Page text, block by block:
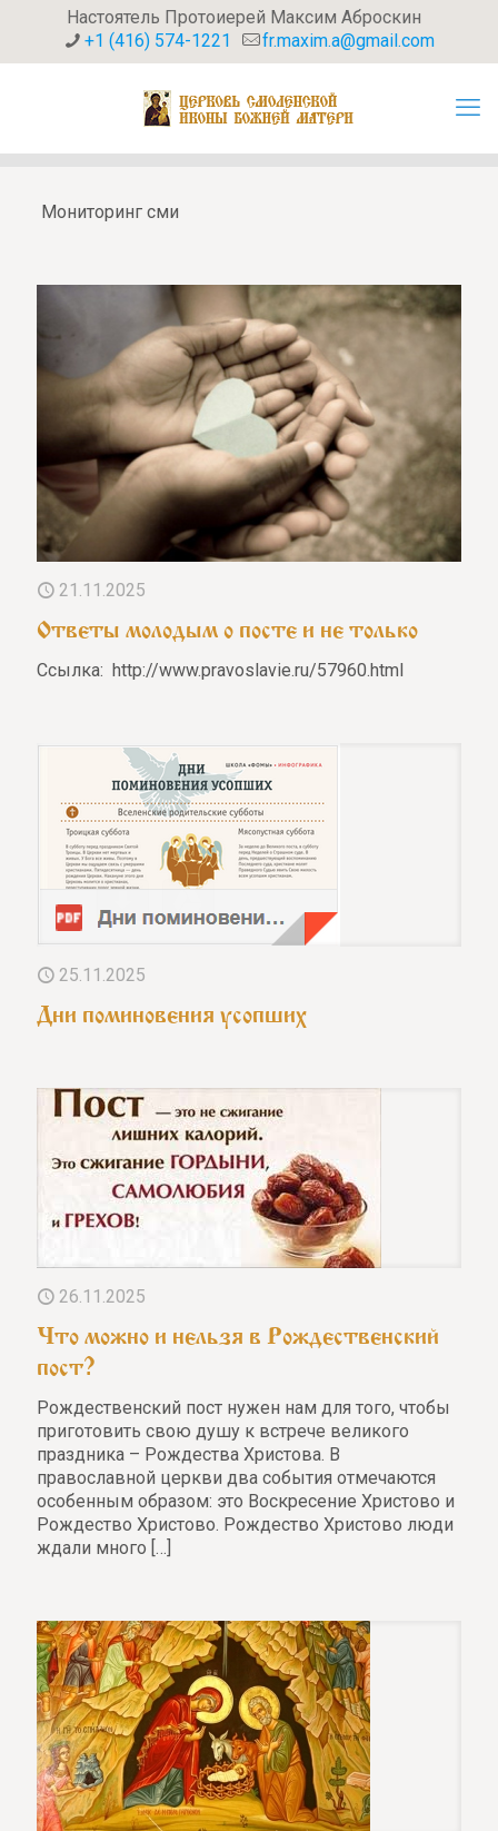
Настоятель Протоиерей Максим Аброскин
+1 (416) 574-1221
fr.maxim.a@gmail.com
Мониторинг сми
21.11.2025
Ответы молодым о посте и не только
Ссылка: http://www.pravoslavie.ru/57960.html
25.11.2025
Дни поминовения усопших
26.11.2025
Что можно и нельзя в Рождественский
пост?
Рождественский пост нужен нам для того, чтобы
приготовить свою душу к встрече великого
праздника – Рождества Христова. В
православной церкви два события отмечаются
особенным образом: это Воскресение Христово и
Рождество Христово. Рождество Христово люди
ждали много […]